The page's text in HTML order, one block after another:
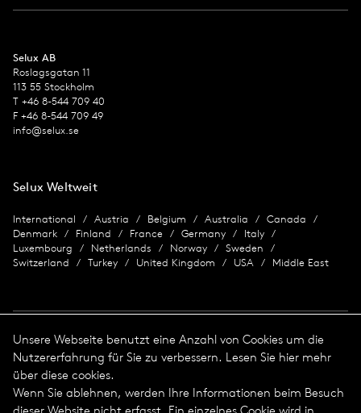
Selux AB
Roslagsgatan 11
113 55 Stockholm
T +46 8-544 709 40
F +46 8-544 709 49
info@selux.se
Selux Weltweit
International Austria Belgium Australia
Canada
Denmark
Finland France Germany
Italy
Luxembourg
Netherlands Norway
Sweden
Switzerland
Turkey United Kingdom USA Middle East
Impressum
Datenschutz
Impressum
Unsere Webseite benutzt eine Anzahl von Cookies um die
Nutzererfahrung für Sie zu verbessern. Lesen Sie hier mehr
über diese cookies.
Wenn Sie ablehnen, werden Ihre Informationen beim Besuch